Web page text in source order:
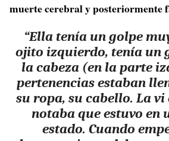
muerte cerebral y posteriormente
“Ella tenía un golpe
ojito izquierdo, tenía un
la cabeza (en la parte
pertenencias estaban
su ropa, su cabello. La vi
notaba que estuvo en
estado. Cuando